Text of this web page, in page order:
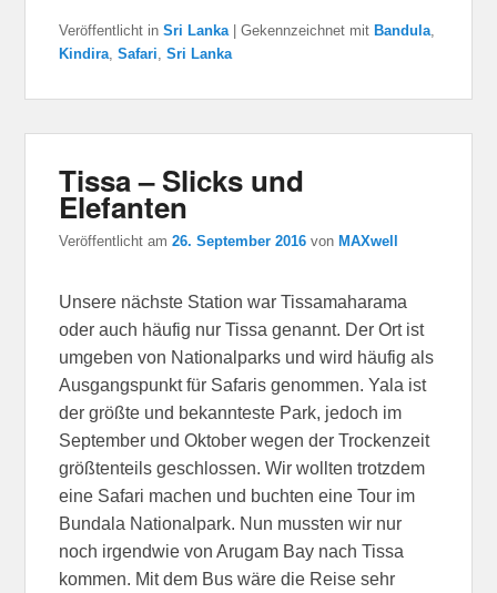
Veröffentlicht in Sri Lanka |Gekennzeichnet mit Bandula
Kindira ,Safari ,Sri Lanka
Tissa – Slicks und
Elefanten
Veröffentlicht am26. September 2016 vonMAXwell
Unsere nächste Station war Tissamaharama
oder auch häufig nur Tissa genannt. Der Ort ist
umgeben von Nationalparks und wird häufig als
Ausgangspunkt für Safaris genommen. Yala ist
der größte und bekannteste Park, jedoch im
September und Oktober wegen der Trockenzeit
größtenteils geschlossen. Wir wollten trotzdem
eine Safari machen und buchten eine Tour im
Bundala Nationalpark. Nun mussten wir nur
noch irgendwie von Arugam Bay nach Tissa
kommen. Mit dem Bus wäre die Reise sehr